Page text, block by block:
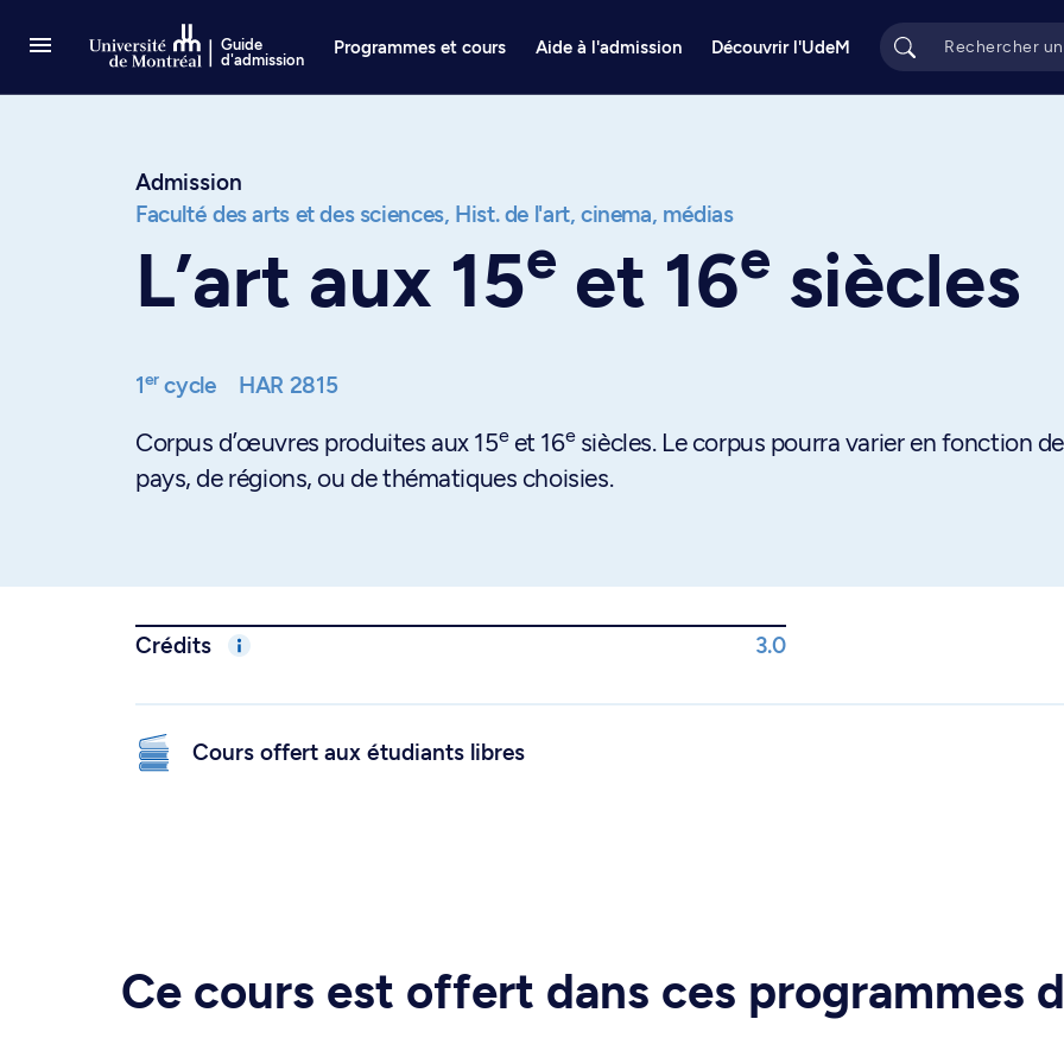
Guide
d'admission
Programmes et cours Aide à l'admission Découvrir l'UdeM
Admission
Faculté des arts et des sciences, Hist. de l'art, cinema, médias
L’art aux 15e et 16e siècles
1ercycle HAR 2815
Corpus d’œuvres produites aux 15eet 16esiècles. Le corpus pourra varier en fonction de
pays, de régions, ou de thématiques choisies.
Crédits 3.0
Cours offert aux étudiants libres
Ce cours est offert dans ces programmes